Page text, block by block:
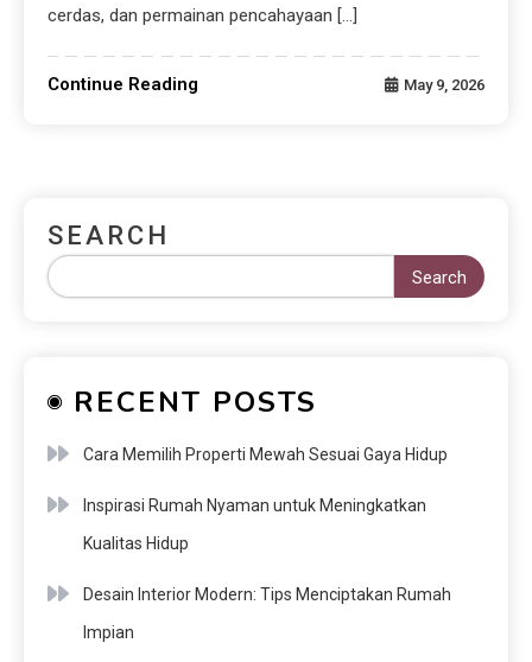
cerdas, dan permainan pencahayaan […]
Continue Reading May 9, 2026
SEARCH
Search
RECENT POSTS
Cara Memilih Properti Mewah Sesuai Gaya Hidup
Inspirasi Rumah Nyaman untuk Meningkatkan
Kualitas Hidup
Desain Interior Modern: Tips Menciptakan Rumah
Impian